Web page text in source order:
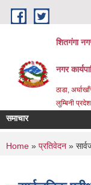
Skip to main content
शितगंगा
नगर
ठाडा,
लुम्बिनी
समाचार
You are
Home » प्रतिवेदन »